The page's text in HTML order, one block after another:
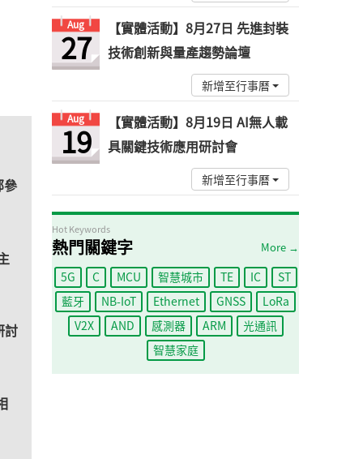
參
討
Aug
27
【實體活動】8月27日 先進封裝
技術創新與量產趨勢論壇
新增至行事曆
Aug
19
【實體活動】8月19日 AI無人載
具關鍵技術應用研討會
新增至行事曆
Hot Keywords
熱門關鍵字 More →
5G C MCU 智慧城市 TE IC
ST
藍牙
NB-IoT Ethernet GNSS
LoRa
V2X
AND 感測器 ARM
光通訊
智慧家庭